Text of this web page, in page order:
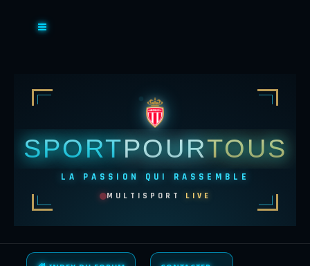
SPORTPOURTOUS
LA PASSION QUI RASSEMBLE
MULTISPORT LIVE